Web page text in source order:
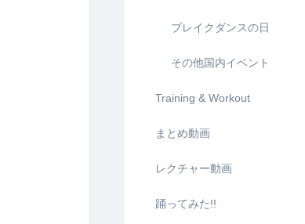
ブレイクダンスの日
その他国内イベント
Training & Workout
まとめ動画
レクチャー動画
踊ってみた!!